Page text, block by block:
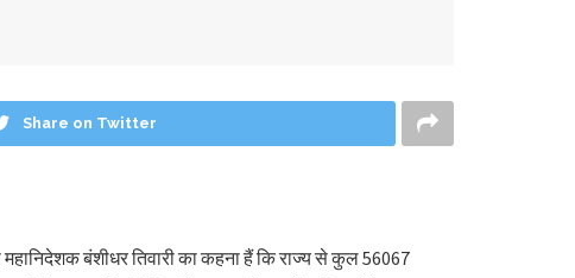
Share on Twitter
महानिदेशक बंशीधर तिवारी का कहना हैं कि राज्य से कुल 56067